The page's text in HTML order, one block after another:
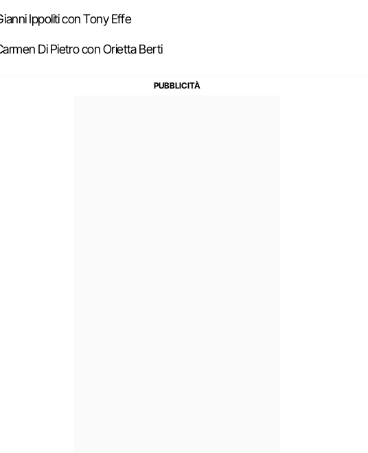
Ippoliti con Tony Effe
Di Pietro con Orietta Berti